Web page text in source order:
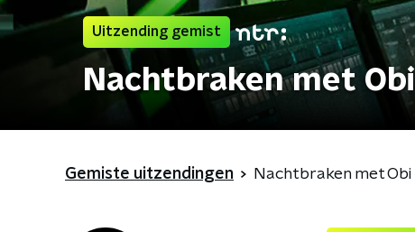
Uitzending gemist
Nachtbraken met Obi
Gemiste uitzendingen Nachtbraken met Obi